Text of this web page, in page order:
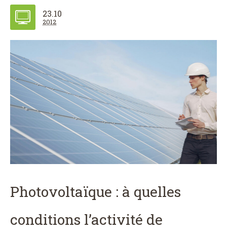
23.10
2012
Photovoltaïque : à quelles
conditions l’activité de